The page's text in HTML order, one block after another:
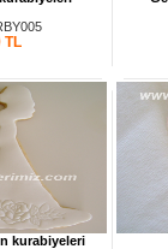
TL
kurabiyeleri